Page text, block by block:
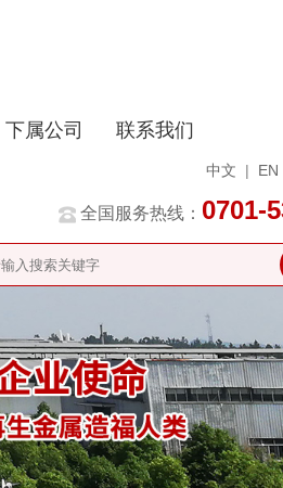
下属公司 联系我们
中文 | EN
全国服务热线： 0701-